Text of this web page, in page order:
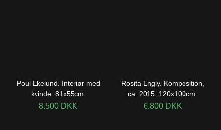
Poul Ekelund. Interiør med
kvinde. 81x55cm.
8.500 DKK
Rosita Engly. Komposition,
ca. 2015. 120x100cm.
6.800 DKK